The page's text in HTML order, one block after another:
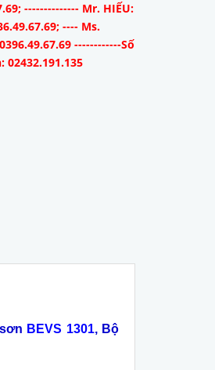
-------------- Mr. HIẾU:
---- Ms.
------------Số
02432.191.135
BEVS 1301, Bộ